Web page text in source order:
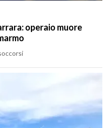
operaio muore